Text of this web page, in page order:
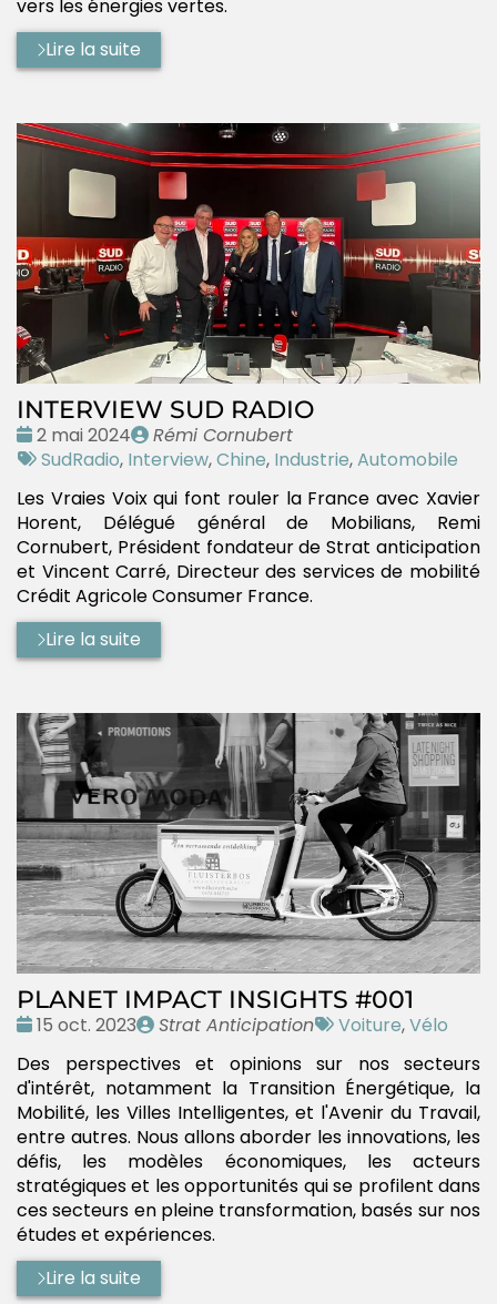
vers les énergies vertes.
Lire la suite
INTERVIEW SUD RADIO
Date
:
2 mai 2024
Publié
par
Rémi Cornubert
Tags
SudRadio, Interview,Chine, Industrie,Automobile
Les Vraies Voix qui font rouler la France avec Xavier
Horent, Délégué général de Mobilians, Remi
Cornubert, Président fondateur de Strat anticipation
et Vincent Carré, Directeur des services de mobilité
Crédit Agricole Consumer France.
Lire la suite
PLANET IMPACT INSIGHTS #001
Date
15 oct. 2023
Publié
Strat Anticipation
Tags
Voiture,Vélo
Des perspectives et opinions sur nos secteurs
d'intérêt, notamment la Transition Énergétique, la
Mobilité, les Villes Intelligentes, et l'Avenir du Travail,
entre autres. Nous allons aborder les innovations, les
défis, les modèles économiques, les acteurs
stratégiques et les opportunités qui se profilent dans
ces secteurs en pleine transformation, basés sur nos
études et expériences.
Lire la suite